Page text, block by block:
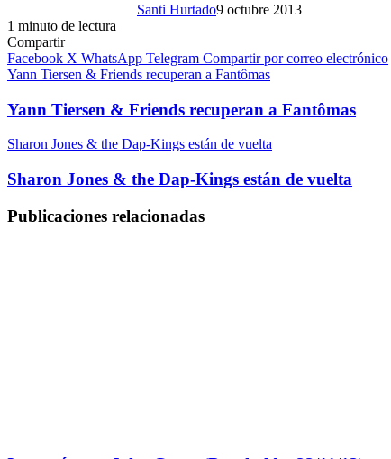
Santi Hurtado9 octubre 2013
1 minuto de lectura
Compartir
Facebook X WhatsApp Telegram Compartir por correo electrónico
Yann Tiersen & Friends recuperan a Fantômas
Yann Tiersen & Friends recuperan a Fantômas
Sharon Jones & the Dap-Kings están de vuelta
Sharon Jones & the Dap-Kings están de vuelta
Publicaciones relacionadas